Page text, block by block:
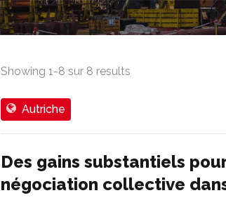
Showing 1-8 sur 8 results
Autriche
Des gains substantiels
négociation collective